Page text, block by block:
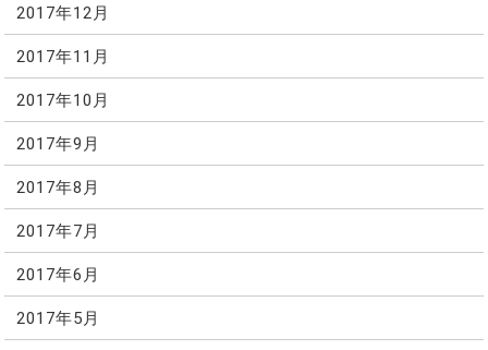
2017年12月
2017年11月
2017年10月
2017年9月
2017年8月
2017年7月
2017年6月
2017年5月